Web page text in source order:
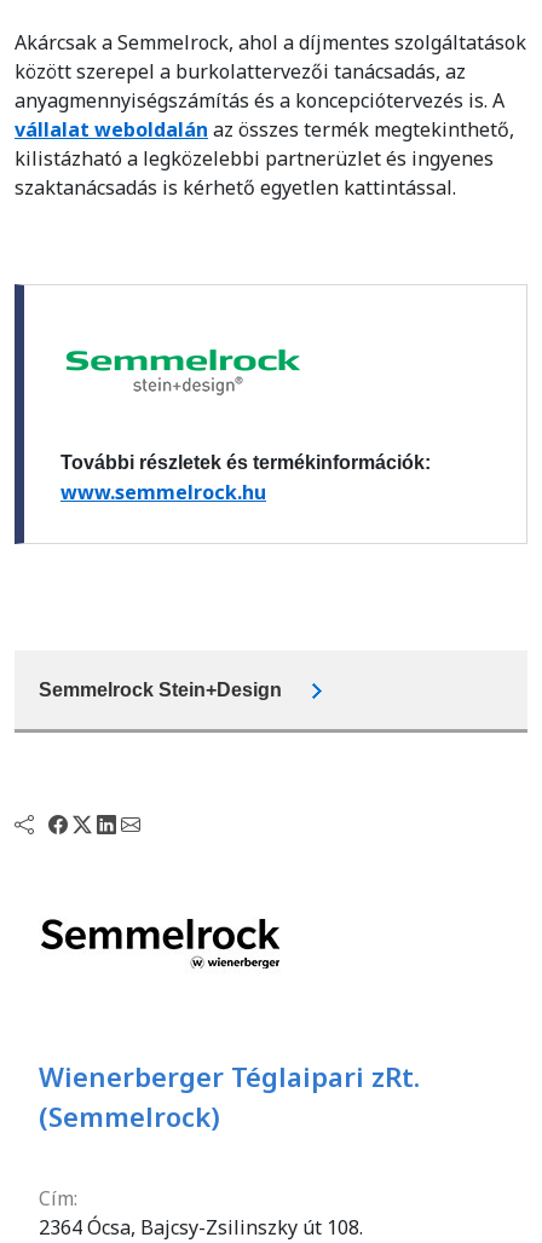
Akárcsak a Semmelrock, ahol a díjmentes szolgáltatások
között szerepel a burkolattervezői tanácsadás, az
anyagmennyiségszámítás és a koncepciótervezés is. A
vállalat weboldalán az összes termék megtekinthető,
kilistázható a legközelebbi partnerüzlet és ingyenes
szaktanácsadás is kérhető egyetlen kattintással.
További részletek és termékinformációk:
www.semmelrock.hu
Semmelrock Stein+Design
Wienerberger Téglaipari zRt.
(Semmelrock)
Cím:
2364 Ócsa, Bajcsy-Zsilinszky út 108.